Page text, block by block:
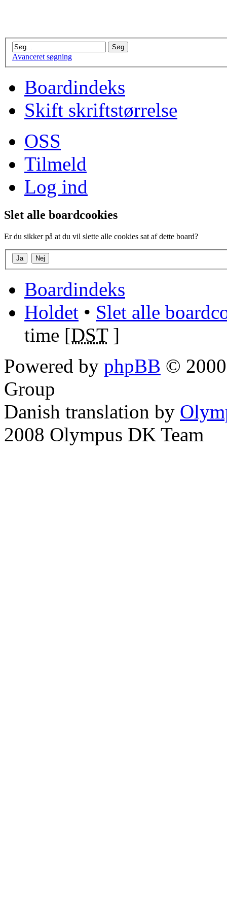
Avanceret søgning
Boardindeks
Skift skriftstørrelse
OSS
Tilmeld
Log ind
Slet alle boardcookies
Er du sikker på at du vil slette alle cookies sat af dette board?
Boardindeks
Holdet • Slet alle
time [DST]
Powered by phpBB ©
Group
Danish translation by
2008 Olympus DK Team